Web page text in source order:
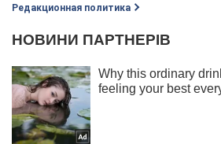
Редакционная политика